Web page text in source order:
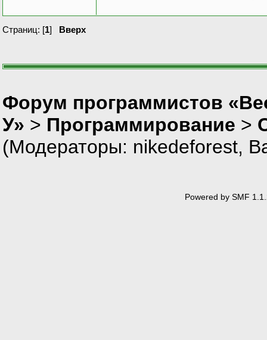
Страниц: [1] Вверх
Форум программистов
У» > Программирование >
(Модераторы: nikedeforest,
Powered by SMF